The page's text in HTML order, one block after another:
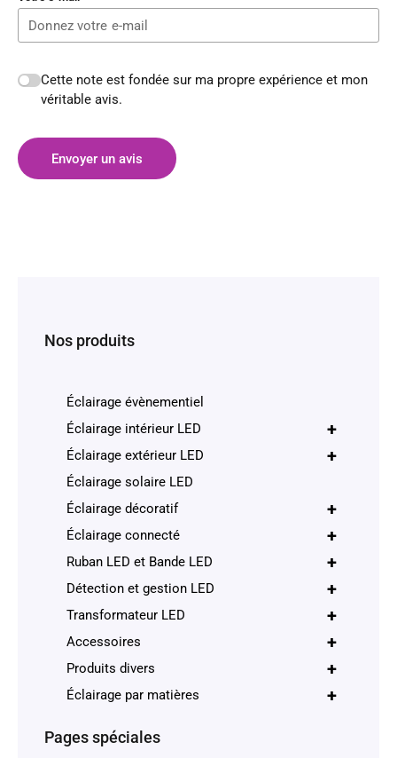
Cette note est fondée sur ma propre expérience et mon
véritable avis.
Envoyer un avis
Nos produits
Éclairage évènementiel
+
Éclairage intérieur LED
+
Éclairage extérieur LED
Éclairage solaire LED
+
Éclairage décoratif
+
Éclairage connecté
+
Ruban LED et Bande LED
+
Détection et gestion LED
+
Transformateur LED
+
Accessoires
+
Produits divers
+
Éclairage par matières
Pages spéciales